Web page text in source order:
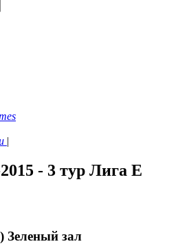
- 3 тур Лига E
) Зеленый зал